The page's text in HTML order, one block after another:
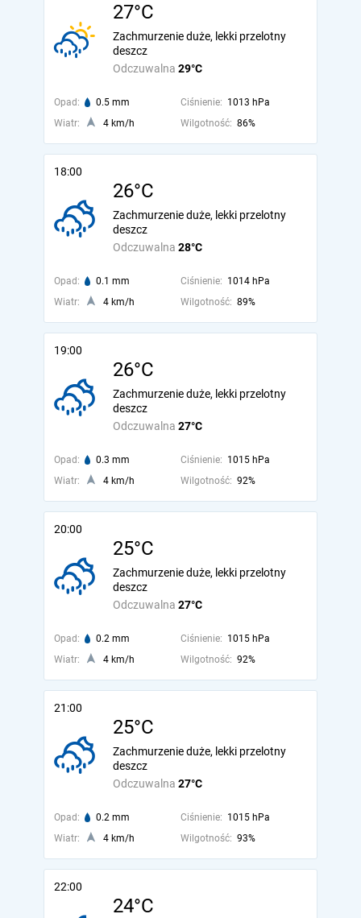
27°C
Odczuwalna 29°C
Zachmurzenie duże, lekki przelotny
deszcz
Opad: 0.5 mm Ciśnienie: 1013 hPa
Wiatr:
4 km/h Wilgotność: 86%
18:00
26°C
Odczuwalna 28°C
Zachmurzenie duże, lekki przelotny
deszcz
Opad: 0.1 mm Ciśnienie: 1014 hPa
Wiatr:
4 km/h Wilgotność: 89%
19:00
26°C
Odczuwalna 27°C
Zachmurzenie duże, lekki przelotny
deszcz
Opad: 0.3 mm Ciśnienie: 1015 hPa
Wiatr:
4 km/h Wilgotność: 92%
20:00
25°C
Odczuwalna 27°C
Zachmurzenie duże, lekki przelotny
deszcz
Opad: 0.2 mm Ciśnienie: 1015 hPa
Wiatr:
4 km/h Wilgotność: 92%
21:00
25°C
Odczuwalna 27°C
Zachmurzenie duże, lekki przelotny
deszcz
Opad: 0.2 mm Ciśnienie: 1015 hPa
Wiatr:
4 km/h Wilgotność: 93%
22:00
24°C